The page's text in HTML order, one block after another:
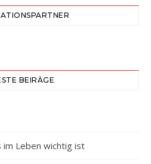
BEIRÄGE
im Leben wichtig ist